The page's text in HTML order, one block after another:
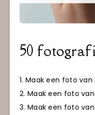
50
1. Maak een foto
2. Maak een foto
3. Maak een foto